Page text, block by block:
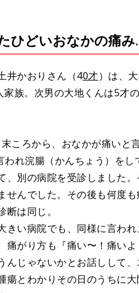
ひどいおなかの痛
井かおりさん（40才）は、
家族。次男の大地くんは5才
末ころから、おなかが痛い
われ浣腸（かんちょう）を
、別の病院を受診しました
せんでした。その後も何度
断は同じ。
きい病院でも、同様に言わ
痛がり方も『痛い〜！痛い
んじゃないかとお話しして
瘍とわかりその日のうちに